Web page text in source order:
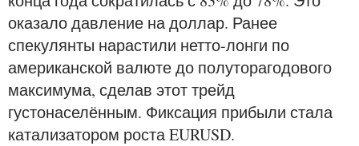
оказало давление на доллар. Ранее
спекулянты нарастили нетто-лонги по
американской валюте до полуторагодового
максимума, сделав этот трейд
густонаселённым. Фиксация прибыли стала
катализатором роста EURUSD.